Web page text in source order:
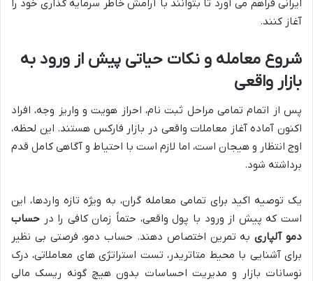
ایرانی فراهم می آورد تا بتوانند با آرامش خاطر سرمایه گذاری خود را
آغاز کنند.
شروع معامله و نکات حیاتی پیش از ورود به
بازار واقعی
پس از اتمام تمامی مراحل ثبت نام، احراز هویت و واریز وجه، افراد
اکنون آماده آغاز معاملات واقعی در بازار فارکس هستند. این لحظه،
اوج انتظار و هیجان است، اما لازم است با احتیاط و آگاهی کامل قدم
برداشته شود.
یک توصیه اکید برای تمامی معامله گران، به ویژه تازه واردها، این
است که پیش از ورود با پول واقعی، حتماً زمان کافی را در حساب
دمو آلپاریبه تمرین اختصاص دهند. حساب دمو، فرصتی بی نظیر
برای آشنایی با محیط متاتریدر، تست استراتژی های معاملاتی، درک
نوسانات بازار و مدیریت احساسات بدون هیچ گونه ریسک مالی